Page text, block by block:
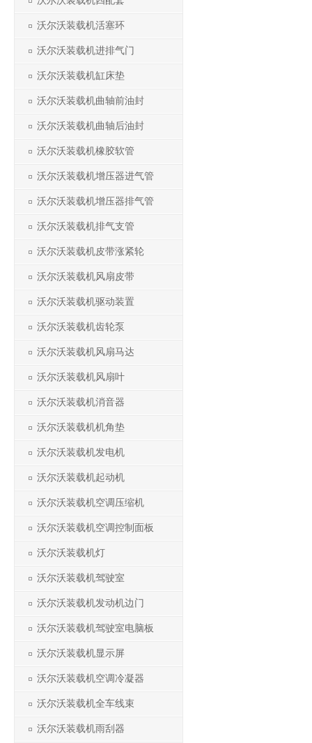
沃尔沃装载机活塞环
沃尔沃装载机进排气门
沃尔沃装载机缸床垫
沃尔沃装载机曲轴前油封
沃尔沃装载机曲轴后油封
沃尔沃装载机橡胶软管
沃尔沃装载机增压器进气管
沃尔沃装载机增压器排气管
沃尔沃装载机排气支管
沃尔沃装载机皮带涨紧轮
沃尔沃装载机风扇皮带
沃尔沃装载机驱动装置
沃尔沃装载机齿轮泵
沃尔沃装载机风扇马达
沃尔沃装载机风扇叶
沃尔沃装载机消音器
沃尔沃装载机机角垫
沃尔沃装载机发电机
沃尔沃装载机起动机
沃尔沃装载机空调压缩机
沃尔沃装载机空调控制面板
沃尔沃装载机灯
沃尔沃装载机驾驶室
沃尔沃装载机发动机边门
沃尔沃装载机驾驶室电脑板
沃尔沃装载机显示屏
沃尔沃装载机空调冷凝器
沃尔沃装载机全车线束
沃尔沃装载机雨刮器